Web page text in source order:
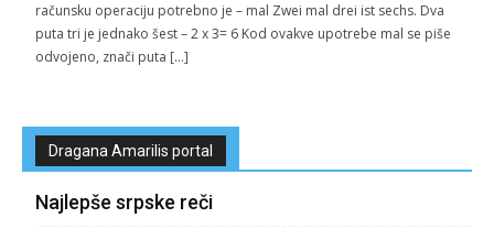
računsku operaciju potrebno je – mal Zwei mal drei ist sechs. Dva
puta tri je jednako šest – 2 x 3= 6 Kod ovakve upotrebe mal se piše
odvojeno, znači puta […]
Dragana Amarilis portal
Najlepše srpske reči